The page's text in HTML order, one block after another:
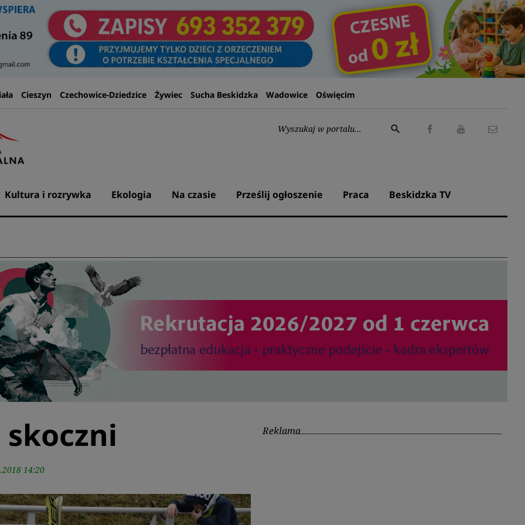
Cieszyn Czechowice-Dziedzice Żywiec Sucha Beskidzka Wadowice Oświęcim
Wyszukaj:
search
Kultura i rozrywka Ekologia Na czasie Prześlij ogłoszenie Praca Beskidzka TV
skoczni
14:20
Reklama